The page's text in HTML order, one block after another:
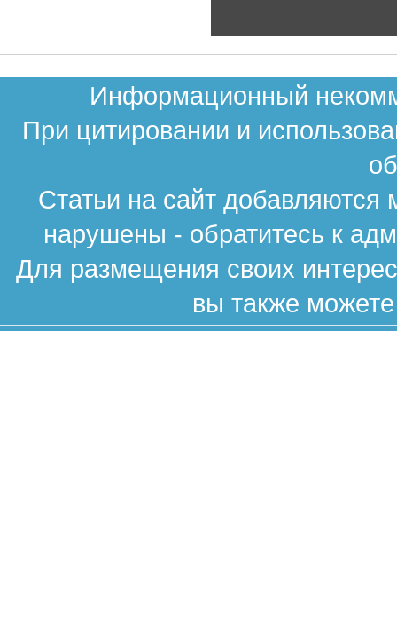
Информационный
При цитировании и
Статьи на сайт
нарушены - обратитесь к
Для размещения своих
вы также